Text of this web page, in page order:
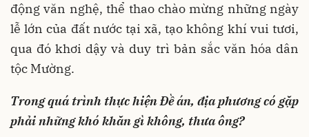
động văn nghệ, thể thao chào mừng những ngày
lễ lớn của đất nước tại xã, tạo không khí vui tươi,
qua đó khơi dậy và duy trì bản sắc văn hóa dân
tộc Mường.
Trong quá trình thực hiện Đề án, địa phương có gặp
phải những khó khăn gì không, thưa ông?